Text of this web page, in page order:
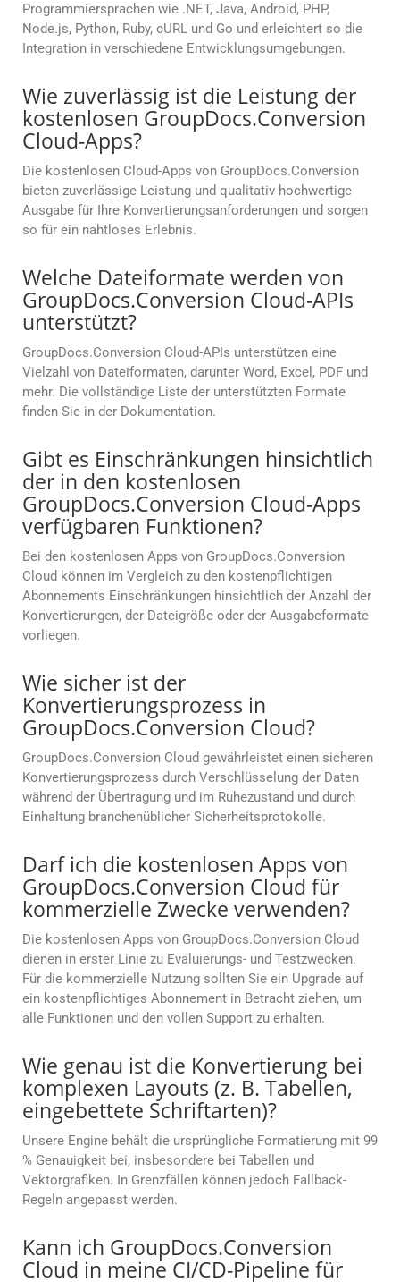
Programmiersprachen wie .NET, Java, Android, PHP,
Node.js, Python, Ruby, cURL und Go und erleichtert so die
Integration in verschiedene Entwicklungsumgebungen.
Wie zuverlässig ist die Leistung der
kostenlosen GroupDocs.Conversion
Cloud-Apps?
Die kostenlosen Cloud-Apps von GroupDocs.Conversion
bieten zuverlässige Leistung und qualitativ hochwertige
Ausgabe für Ihre Konvertierungsanforderungen und sorgen
so für ein nahtloses Erlebnis.
Welche Dateiformate werden von
GroupDocs.Conversion Cloud-APIs
unterstützt?
GroupDocs.Conversion Cloud-APIs unterstützen eine
Vielzahl von Dateiformaten, darunter Word, Excel, PDF und
mehr. Die vollständige Liste der unterstützten Formate
finden Sie in der Dokumentation.
Gibt es Einschränkungen hinsichtlich
der in den kostenlosen
GroupDocs.Conversion Cloud-Apps
verfügbaren Funktionen?
Bei den kostenlosen Apps von GroupDocs.Conversion
Cloud können im Vergleich zu den kostenpflichtigen
Abonnements Einschränkungen hinsichtlich der Anzahl der
Konvertierungen, der Dateigröße oder der Ausgabeformate
vorliegen.
Wie sicher ist der
Konvertierungsprozess in
GroupDocs.Conversion Cloud?
GroupDocs.Conversion Cloud gewährleistet einen sicheren
Konvertierungsprozess durch Verschlüsselung der Daten
während der Übertragung und im Ruhezustand und durch
Einhaltung branchenüblicher Sicherheitsprotokolle.
Darf ich die kostenlosen Apps von
GroupDocs.Conversion Cloud für
kommerzielle Zwecke verwenden?
Die kostenlosen Apps von GroupDocs.Conversion Cloud
dienen in erster Linie zu Evaluierungs- und Testzwecken.
Für die kommerzielle Nutzung sollten Sie ein Upgrade auf
ein kostenpflichtiges Abonnement in Betracht ziehen, um
alle Funktionen und den vollen Support zu erhalten.
Wie genau ist die Konvertierung bei
komplexen Layouts (z. B. Tabellen,
eingebettete Schriftarten)?
Unsere Engine behält die ursprüngliche Formatierung mit 99
% Genauigkeit bei, insbesondere bei Tabellen und
Vektorgrafiken. In Grenzfällen können jedoch Fallback-
Regeln angepasst werden.
Kann ich GroupDocs.Conversion
Cloud in meine CI/CD-Pipeline für